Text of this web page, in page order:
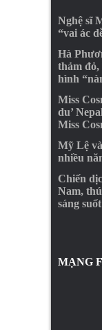
Nghệ sĩ
“vai ác
Hà
thảm đỏ,
hình
Miss
du’
Miss
Mỹ Lệ
nhiều
Chiến
Nam,
sáng suốt
MẠNG